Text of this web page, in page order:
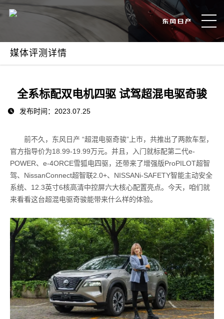
媒体评测详情
全系标配双电机四驱 试驾超混电驱奇骏
发布时间：2023.07.25
前不久，东风日产 “超混电驱奇骏”上市，共推出了两款车型，
官方指导价为18.99-19.99万元。并且，入门就标配第二代e-
POWER、e-4ORCE雪狐电四驱，还带来了增强版ProPILOT超智
驾、NissanConnect超智联2.0+、NISSANi-SAFETY智能主动安全
系统、12.3英寸6核高清中控屏六大核心配置亮点。今天，咱们就
来看看这台超混电驱奇骏能带来什么样的体验。